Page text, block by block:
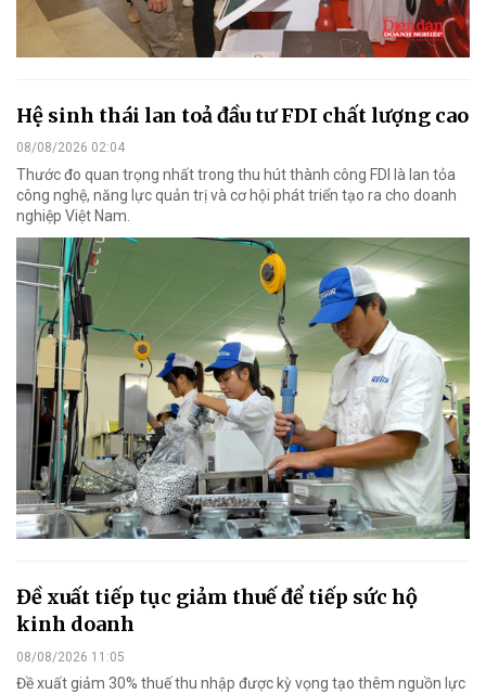
Hệ sinh thái lan toả đầu tư FDI chất lượng cao
08/08/2026 02:04
Thước đo quan trọng nhất trong thu hút thành công FDI là lan tỏa
công nghệ, năng lực quản trị và cơ hội phát triển tạo ra cho doanh
nghiệp Việt Nam.
Đề xuất tiếp tục giảm thuế để tiếp sức hộ
kinh doanh
08/08/2026 11:05
Đề xuất giảm 30% thuế thu nhập được kỳ vọng tạo thêm nguồn lực